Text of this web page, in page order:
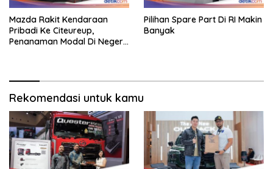
Mazda Rakit Kendaraan
Pribadi Ke Citeureup,
Penanaman Modal Di Negeri
Pilihan Spare Part Di RI Makin
Banyak
Rekomendasi untuk kamu